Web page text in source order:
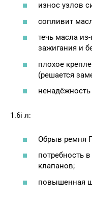
износ узлов
сопливит
течь масла
зажигания и
плохое
(решается
1.6і л:
Обрыв ремня
потребность
клапанов;
повышенная